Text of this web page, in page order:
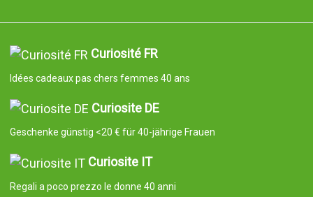
Curiosité FR
Idées cadeaux pas chers femmes 40 ans
Curiosite DE
Geschenke günstig <20 € für 40-jährige Frauen
Curiosite IT
Regali a poco prezzo le donne 40 anni